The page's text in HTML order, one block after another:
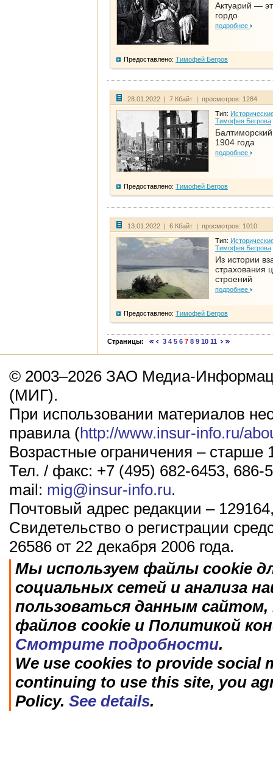
Актуарий —
гордо
подробнее
Предоставлено: Тимофей Бегров
28.01.2022 | 7 Кбайт | просмотров: 1284
Тип:
Тимофея Бегрова
1904 года
подробнее
Предоставлено: Тимофей Бегров
13.01.2022 | 6 Кбайт | просмотров: 1010
Тип:
Тимофея Бегрова
Из истории
страхования
строений
подробнее
Предоставлено: Тимофей Бегров
Страницы: 3 4 5 6 7 8 9 10 11
© 2003–2026 ЗАО Медиа-
(МИГ).
При использовании материалов
правила (http://www.insur-info.ru/
Возрастные ограничения – старше
Тел. / факс: +7 (495) 682-6453, 686-
mail: mig@insur-info.ru.
Почтовый адрес редакции –
Свидетельство о регистрации
26586 от 22 декабря 2006 года.
Мы используем файлы cookie
социальных сетей и анализа
пользоваться данным
файлов cookie и Политикой
Смотрите подробности.
We use cookies to provide social
continuing to use this site, you
Policy. See details.